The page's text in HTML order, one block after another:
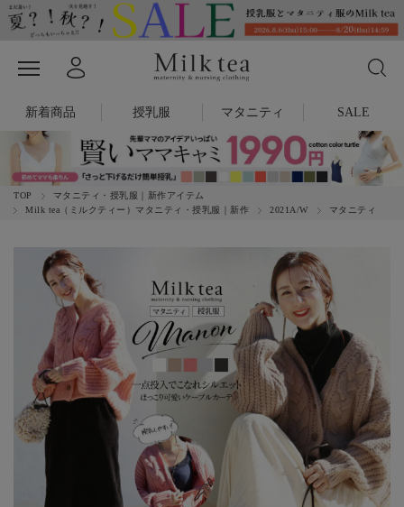
新着商品 授乳服 マタニティ SALE
TOP
マタニティ・授乳服｜新作アイテム
Milk tea（ミルクティー）マタニティ・授乳服｜新作
2021A/W マタニティ